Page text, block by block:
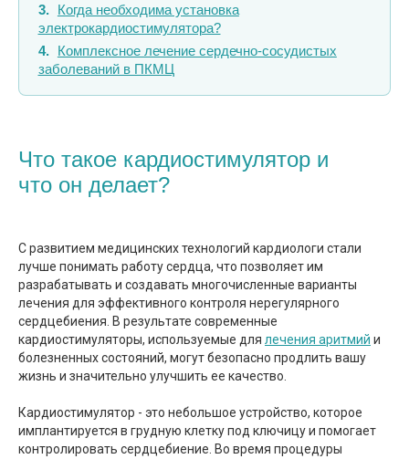
Когда необходима установка
электрокардиостимулятора?
Комплексное лечение сердечно-сосудистых
заболеваний в ПКМЦ
Что такое кардиостимулятор и
что он делает?
С развитием медицинских технологий кардиологи стали
лучше понимать работу сердца, что позволяет им
разрабатывать и создавать многочисленные варианты
лечения для эффективного контроля нерегулярного
сердцебиения. В результате современные
кардиостимуляторы, используемые для лечения аритмий и
болезненных состояний, могут безопасно продлить вашу
жизнь и значительно улучшить ее качество.
Кардиостимулятор - это небольшое устройство, которое
имплантируется в грудную клетку под ключицу и помогает
контролировать сердцебиение. Во время процедуры